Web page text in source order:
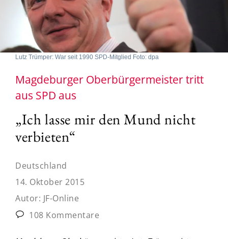
Lutz Trümper: War seit 1990 SPD-Mitglied Foto: dpa
Magdeburger Oberbürgermeister tritt
aus SPD aus
„Ich lasse mir den Mund nicht
verbieten“
Deutschland
14. Oktober 2015
Autor: JF-Online
108 Kommentare